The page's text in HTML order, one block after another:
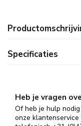
Specificaties
Heb je vragen
Of heb je hulp
onze klantenservice